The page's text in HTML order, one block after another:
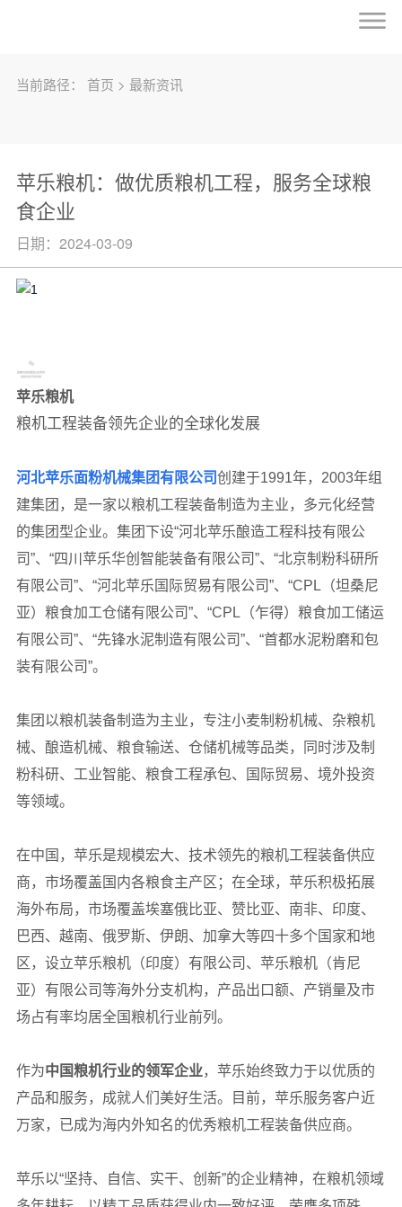
当前路径： 首页 > 最新资讯
苹乐粮机：做优质粮机工程，服务全球粮
食企业
日期：2024-03-09
苹乐粮机
粮机工程装备领先企业的全球化发展
河北苹乐面粉机械集团有限公司创建于1991年，2003年组
建集团，是一家以粮机工程装备制造为主业，多元化经营
的集团型企业。集团下设“河北苹乐酿造工程科技有限公
司”、“四川苹乐华创智能装备有限公司”、“北京制粉科研所
有限公司”、“河北苹乐国际贸易有限公司”、“CPL（坦桑尼
亚）粮食加工仓储有限公司”、“CPL（乍得）粮食加工储运
有限公司”、“先锋水泥制造有限公司”、“首都水泥粉磨和包
装有限公司”。
集团以粮机装备制造为主业，专注小麦制粉机械、杂粮机
械、酿造机械、粮食输送、仓储机械等品类，同时涉及制
粉科研、工业智能、粮食工程承包、国际贸易、境外投资
等领域。
在中国，苹乐是规模宏大、技术领先的粮机工程装备供应
商，市场覆盖国内各粮食主产区；在全球，苹乐积极拓展
海外布局，市场覆盖埃塞俄比亚、赞比亚、南非、印度、
巴西、越南、俄罗斯、伊朗、加拿大等四十多个国家和地
区，设立苹乐粮机（印度）有限公司、苹乐粮机（肯尼
亚）有限公司等海外分支机构，产品出口额、产销量及市
场占有率均居全国粮机行业前列。
作为中国粮机行业的领军企业，苹乐始终致力于以优质的
产品和服务，成就人们美好生活。目前，苹乐服务客户近
万家，已成为海内外知名的优秀粮机工程装备供应商。
苹乐以“坚持、自信、实干、创新”的企业精神，在粮机领域